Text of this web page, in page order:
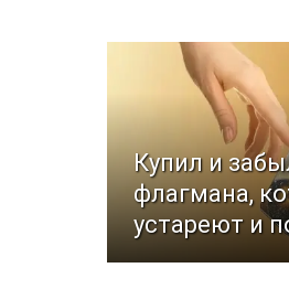
Купил и
флагмана,
устареют и